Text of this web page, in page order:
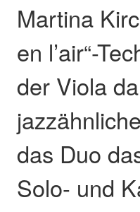
Martina
en l’air“-
der Viola
das Duo
Solo- und